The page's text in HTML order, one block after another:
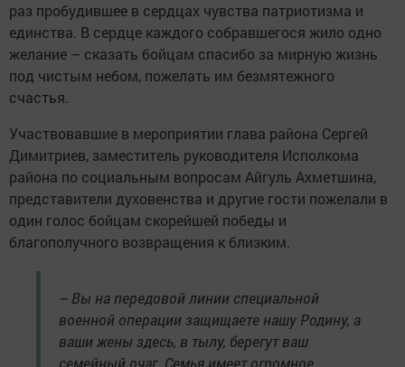
раз пробудившее в сердцах чувства патриотизма и
единства. В сердце каждого собравшегося жило одно
желание – сказать бойцам спасибо за мирную жизнь
под чистым небом, пожелать им безмятежного
счастья.
Участвовавшие в мероприятии глава района Сергей
Димитриев, заместитель руководителя Исполкома
района по социальным вопросам Айгуль Ахметшина,
представители духовенства и другие гости пожелали в
один голос бойцам скорейшей победы и
благополучного возвращения к близким.
– Вы на передовой линии специальной
военной операции защищаете нашу Родину, а
ваши жены здесь, в тылу, берегут ваш